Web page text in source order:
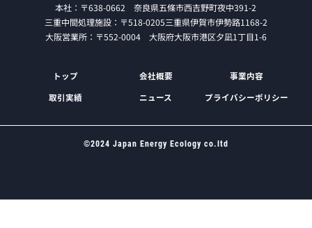
本社：〒638-0662 奈良県五條市西吉野町夜中391-2
三重中間処理施設：〒518-0205三重県伊賀市伊勢路1168-2
大阪営業所：〒552-0004 大阪府大阪市港区夕凪1丁目1-6
トップ 会社概要
事業内容
取引実績
ニュース プライバシーポリシー
©2024 Japan Energy Ecology co.ltd